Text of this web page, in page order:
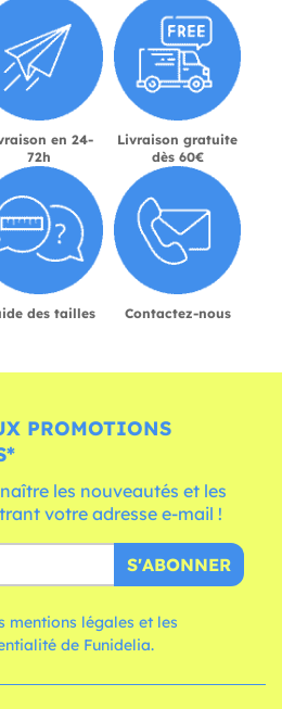
en 24-
72h
Livraison gratuite
dès 60€
des tailles Contactez-nous
PROMOTIONS
les nouveautés et les
votre adresse e-mail !
S'ABONNER
mentions légales et les
de Funidelia.